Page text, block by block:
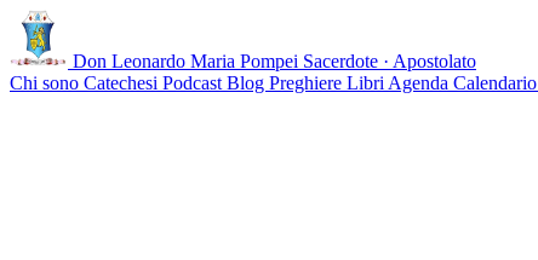
Don Leonardo Maria Pompei Sacerdote · Apostolato
Chi sono Catechesi Podcast Blog Preghiere Libri Agenda Calendario